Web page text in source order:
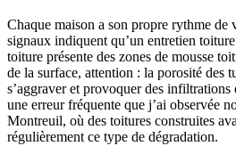
Chaque maison a son propre rythme de
signaux indiquent qu’un entretien
toiture présente des zones de mousse
de la surface, attention : la porosité des
s’aggraver et provoquer des infiltrations
une erreur fréquente que j’ai observée
Montreuil, où des toitures construites
régulièrement ce type de dégradation.